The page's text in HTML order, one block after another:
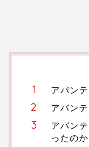
アバン
アバン
アバン
ったのか